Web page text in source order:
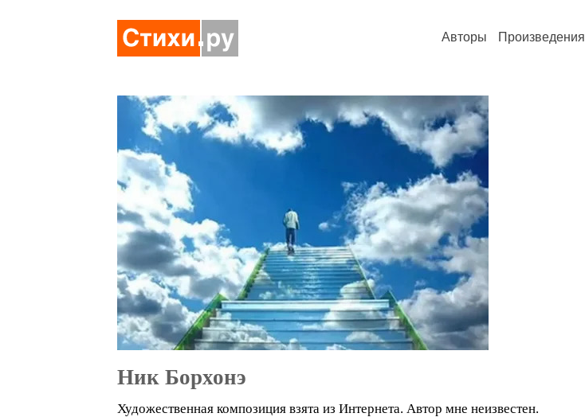
Авторы Произведения
Ник Борхонэ
Художественная композиция взята из Интернета. Автор мне неизвестен.